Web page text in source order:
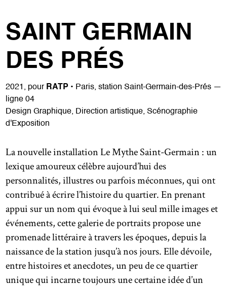
SAINT GERMAIN
DES PRÉS
2021, pour RATP • Paris, station Saint-Germain-des-Prés —
ligne 04
Design Graphique, Direction artistique, Scénographie
d'Exposition
La nouvelle installation Le Mythe Saint-Germain : un
lexique amoureux célèbre aujourd’hui des
personnalités, illustres ou parfois méconnues, qui ont
contribué à écrire l’histoire du quartier. En prenant
appui sur un nom qui évoque à lui seul mille images et
événements, cette galerie de portraits propose une
promenade littéraire à travers les époques, depuis la
naissance de la station jusqu’à nos jours. Elle dévoile,
entre histoires et anecdotes, un peu de ce quartier
unique qui incarne toujours une certaine idée d’un